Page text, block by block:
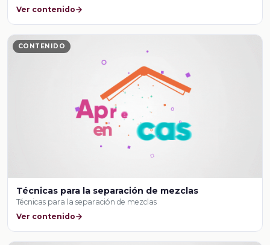
Ver contenido
CONTENIDO
Técnicas para la separación de mezclas
Técnicas para la separación de mezclas
Ver contenido